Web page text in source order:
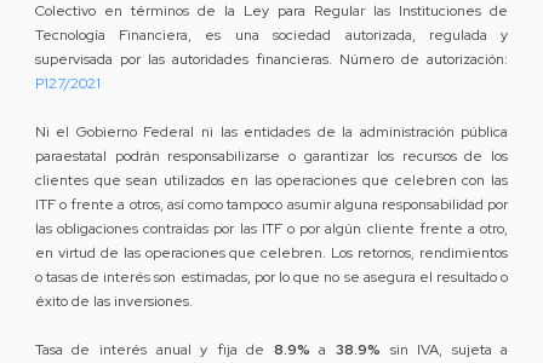
Colectivo en términos de la Ley para Regular las Instituciones de
Tecnología Financiera, es una sociedad autorizada, regulada y
supervisada por las autoridades financieras. Número de autorización:
P127/2021
Ni el Gobierno Federal ni las entidades de la administración pública
paraestatal podrán responsabilizarse o garantizar los recursos de los
clientes que sean utilizados en las operaciones que celebren con las
ITF o frente a otros, así como tampoco asumir alguna responsabilidad por
las obligaciones contraídas por las ITF o por algún cliente frente a otro,
en virtud de las operaciones que celebren. Los retornos, rendimientos
o tasas de interés son estimadas, por lo que no se asegura el resultado o
éxito de las inversiones.
Tasa de interés anual y fija de 8.9% a 38.9% sin IVA, sujeta a